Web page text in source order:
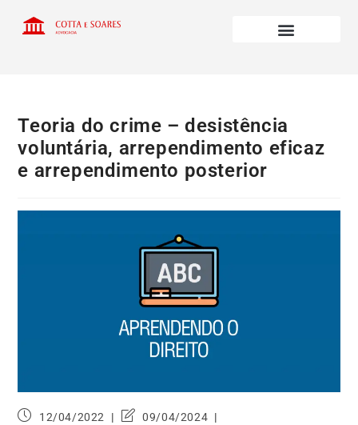
Teoria do crime – desistência
voluntária, arrependimento eficaz
e arrependimento posterior
12/04/2022
09/04/2024